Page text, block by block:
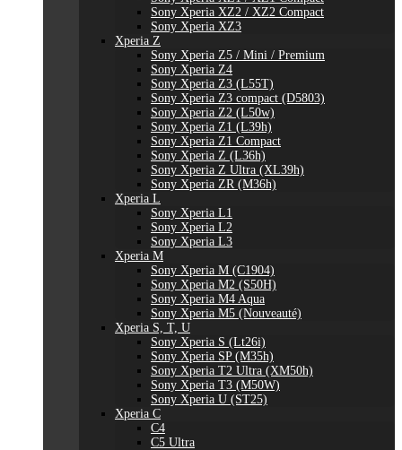
Sony Xperia XZ2 / XZ2 Compact
Sony Xperia XZ3
Xperia Z
Sony Xperia Z5 / Mini / Premium
Sony Xperia Z4
Sony Xperia Z3 (L55T)
Sony Xperia Z3 compact (D5803)
Sony Xperia Z2 (L50w)
Sony Xperia Z1 (L39h)
Sony Xperia Z1 Compact
Sony Xperia Z (L36h)
Sony Xperia Z Ultra (XL39h)
Sony Xperia ZR (M36h)
Xperia L
Sony Xperia L1
Sony Xperia L2
Sony Xperia L3
Xperia M
Sony Xperia M (C1904)
Sony Xperia M2 (S50H)
Sony Xperia M4 Aqua
Sony Xperia M5 (Nouveauté)
Xperia S, T, U
Sony Xperia S (Lt26i)
Sony Xperia SP (M35h)
Sony Xperia T2 Ultra (XM50h)
Sony Xperia T3 (M50W)
Sony Xperia U (ST25)
Xperia C
C4
C5 Ultra